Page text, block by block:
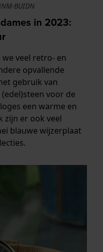
BUIDN
in 2023:
veel retro- en
opvallende
gebruik van
voor de
een warme en
zijn er ook veel
blauwe wijzerplaat